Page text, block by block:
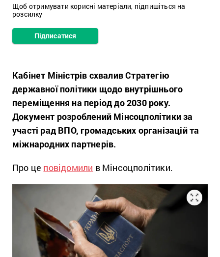
Щоб отримувати корисні матеріали, підпишіться на
розсилку
Підписатися
Кабінет Міністрів схвалив Стратегію
державної політики щодо внутрішнього
переміщення на період до 2030 року.
Документ розроблений Мінсоцполітики за
участі рад ВПО, громадських організацій та
міжнародних партнерів.
Про це повідомили в Мінсоцполітики.